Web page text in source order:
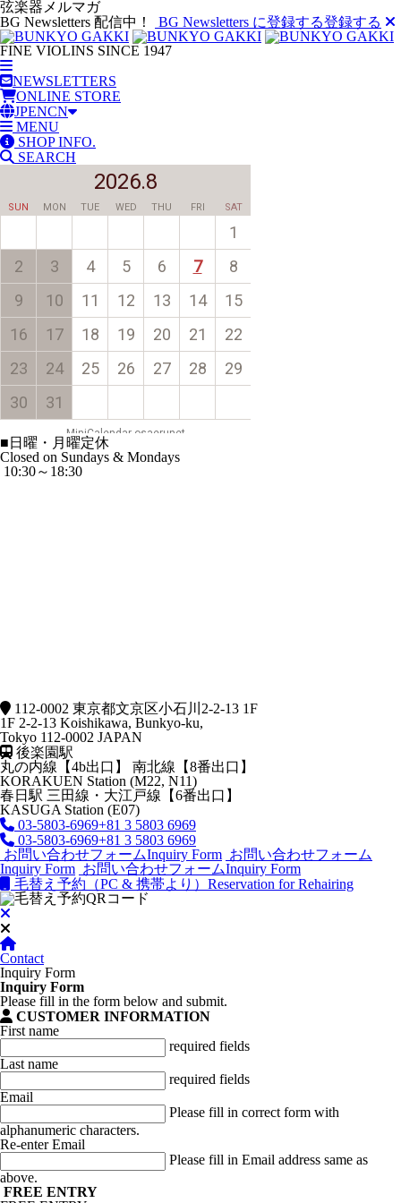
弦楽器メルマガ
BG Newsletters 配信中！
BG Newsletters に登録する登録する
FINE VIOLINS SINCE 1947
NEWSLETTERS
ONLINE STORE
JPENCN
MENU
SHOP INFO.
SEARCH
■ 日曜・月曜定休
Closed on Sundays & Mondays
10:30～18:30
112-0002 東京都文京区小石川2-2-13 1F
1F 2-2-13 Koishikawa, Bunkyo-ku,
Tokyo 112-0002 JAPAN
後楽園駅
丸の内線【4b出口】 南北線【8番出口】
KORAKUEN Station (M22, N11)
春日駅 三田線・大江戸線【6番出口】
KASUGA Station (E07)
03-5803-6969+81 3 5803 6969
03-5803-6969+81 3 5803 6969
お問い合わせフォームInquiry Form お問い合わせフォーム
Inquiry Form お問い合わせフォームInquiry Form
毛替え予約（PC & 携帯より） Reservation for Rehairing
Contact
Inquiry Form
Inquiry Form
Please fill in the form below and submit.
CUSTOMER INFORMATION
First name
required fields
Last name
required fields
Email
Please fill in correct form with
alphanumeric characters.
Re-enter Email
Please fill in Email address same as
above.
FREE ENTRY